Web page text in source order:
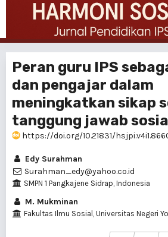
Peran guru IPS
dan pengajar dalam
meningkatkan sikap
tanggung jawab
https://doi.org/10.21831/
Edy Surahman
Surahman_edy@yahoo.co.id
SMPN 1 Pangkajene Sidrap, Indonesia
M. Mukminan
Fakultas Ilmu Sosial, Universitas Negeri